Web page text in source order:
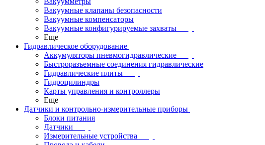
Вакуумные клапаны безопасности
Вакуумные компенсаторы
Вакуумные конфигурируемые захваты
Еще
Гидравлическое оборудование
Аккумуляторы пневмогидравлические
Быстроразъемные соединения гидравлические
Гидравлические плиты
Гидроцилиндры
Карты управления и контроллеры
Еще
Датчики и контрольно-измерительные приборы
Блоки питания
Датчики
Измерительные устройства